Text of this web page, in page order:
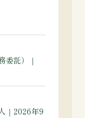
委託）｜
｜2026年9